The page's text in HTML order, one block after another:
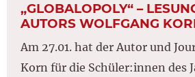
„GLOBALOPOLY“ –
AUTORS WOLFGANG
Am 27.01. hat der Autor und
Korn für die Schüler:innen des